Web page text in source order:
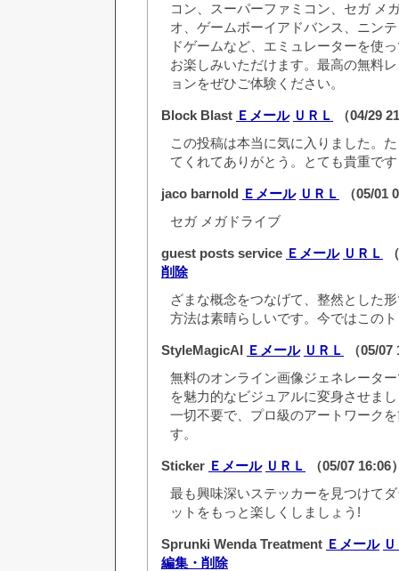
コン、スーパーファミコン、セガ メ
オ、ゲームボーイアドバンス、ニン
ドゲームなど、エミュレーターを使
お楽しみいただけます。最高の無料
ョンをぜひご体験ください。
Block Blast Ｅメール ＵＲＬ
（04/29
この投稿は本当に気に入りました。
てくれてありがとう。とても貴重です
jaco barnold Ｅメール ＵＲＬ
（05/01
セガ メガドライブ
guest posts service Ｅメール ＵＲＬ
削除
ざまな概念をつなげて、整然とした
方法は素晴らしいです。今ではこのト
StyleMagicAI Ｅメール ＵＲＬ
（05/
無料のオンライン画像ジェネレータ
を魅力的なビジュアルに変身させま
一切不要で、プロ級のアートワーク
す。
Sticker Ｅメール ＵＲＬ
（05/07 16:06
最も興味深いステッカーを見つけて
ットをもっと楽しくしましょう!
Sprunki Wenda Treatment Ｅメール
編集・削除